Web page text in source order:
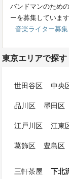
バンドマンのため
ーを募集していま
音楽ライター募集
東京エリアで探す
世田谷区 中央
品川区
墨田区
江戸川区
江東
葛飾区
豊島区
三軒茶屋 下北